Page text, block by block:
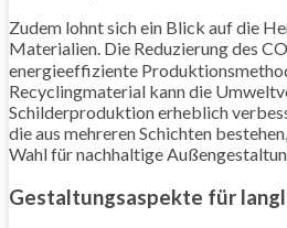
Zudem lohnt sich ein Blick auf die
Materialien. Die Reduzierung des
energieeffiziente
Recyclingmaterial kann die
Schilderproduktion erheblich
die aus mehreren Schichten
Wahl für nachhaltige
Gestaltungsaspekte für